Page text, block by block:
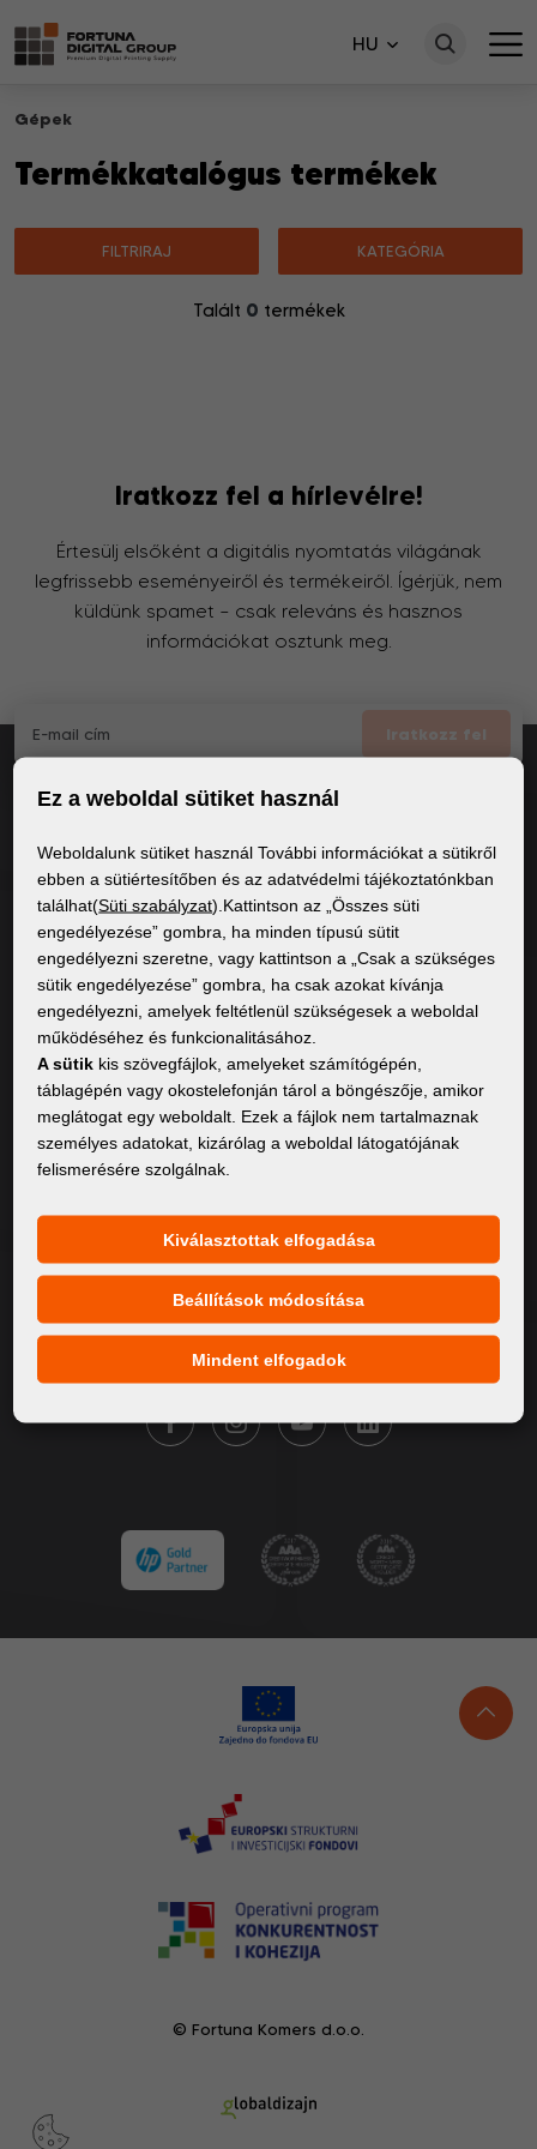
HU
Gépek
Termékkatalógus termékek
FILTRIRAJ KATEGÓRIA
Talált 0 termékek
Iratkozz fel a hírlevélre!
Értesülj elsőként a digitális nyomtatás világának
legfrissebb eseményeiről és termékeiről. Ígérjük, nem
küldünk spamet – csak releváns és hasznos
információkat osztunk meg.
Iratkozz fel
Elfogadoma GDPR általános feltételei
ÁLTALÁNOS INFORMÁCIÓK
Adatvédelmi irányelvek
Sütiszabályzat
TARTALOM
Rólunk
Termékek
Márkáink
Kapcsolat
KÖVESSE A FORTUNA DIGITAL GROUP
© Fortuna Komers d.o.o.
Ez a weboldal sütiket használ
Weboldalunk sütiket használ További információkat a sütikről
ebben a sütiértesítőben és az adatvédelmi tájékoztatónkban
találhat(Süti szabályzat).Kattintson az „Összes süti
engedélyezése” gombra, ha minden típusú sütit
engedélyezni szeretne, vagy kattintson a „Csak a szükséges
sütik engedélyezése” gombra, ha csak azokat kívánja
engedélyezni, amelyek feltétlenül szükségesek a weboldal
működéséhez és funkcionalitásához.
A sütik kis szövegfájlok, amelyeket számítógépén,
táblagépén vagy okostelefonján tárol a böngészője, amikor
meglátogat egy weboldalt. Ezek a fájlok nem tartalmaznak
személyes adatokat, kizárólag a weboldal látogatójának
felismerésére szolgálnak.
Kiválasztottak elfogadása
Beállítások módosítása
Mindent elfogadok